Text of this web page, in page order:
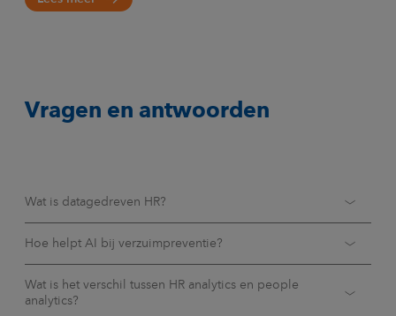
Vragen en antwoorden
Wat is datagedreven HR?
Datagedreven HR betekent dat je HR beslissingen
Denk aan data over
, werkdruk, uitstroom en
inzetbaarheid
. Door deze gegevens te analyseren, zie je
patronen en risico’s eerder. Dat helpt om gerichter te sturen
Hoe helpt AI bij verzuimpreventie?
Met AI en HR data analyse kun je zien waarverzuim
ontstaan. Bijvoorbeeld bij hoge werkdruk,
Wat is het verschil tussen HR analytics en people
analytics?